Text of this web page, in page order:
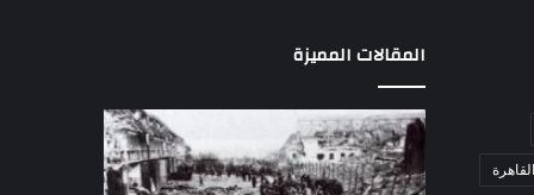
المقالات المميزة
مذبحة
اللد..
القصة
اللواء
دكتور
راضي